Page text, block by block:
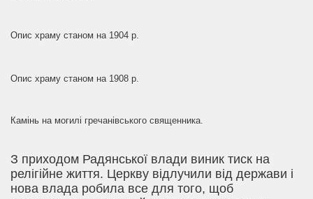
Опис храму станом на 1904 р.
Опис храму станом на 1908 р.
Камінь на могилі гречанівського священника.
З приходом Радянської влади виник тиск на
релігійне життя. Церкву відлучили від держави і
нова влада робила все для того, щоб